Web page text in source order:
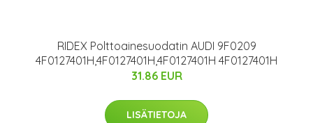
RIDEX Polttoainesuodatin AUDI 9F0209
4F0127401H,4F0127401H,4F0127401H 4F0127401H
31.86 EUR
LISÄTIETOJA